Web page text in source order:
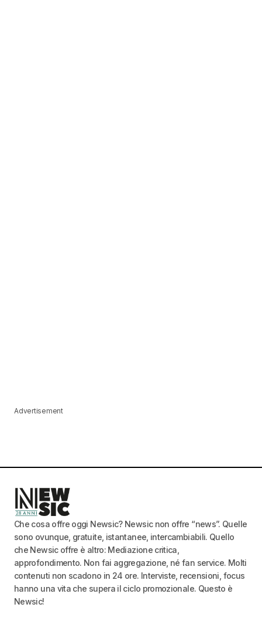
Advertisement
Che cosa offre oggi Newsic? Newsic non offre “news”. Quelle
sono ovunque, gratuite, istantanee, intercambiabili. Quello
che Newsic offre è altro: Mediazione critica,
approfondimento. Non fai aggregazione, né fan service. Molti
contenuti non scadono in 24 ore. Interviste, recensioni, focus
hanno una vita che supera il ciclo promozionale. Questo è
Newsic!